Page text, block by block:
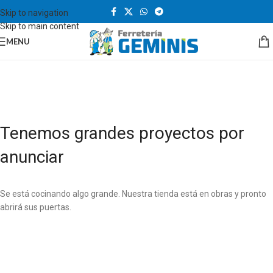
Skip to navigation
Skip to main content
MENU
Tenemos grandes proyectos por
anunciar
Se está cocinando algo grande. Nuestra tienda está en obras y pronto
abrirá sus puertas.